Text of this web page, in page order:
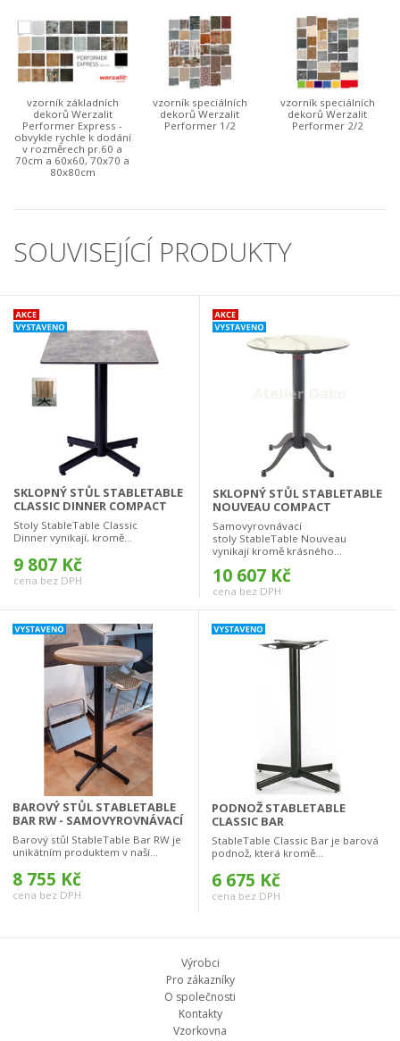
vzorník základních
dekorů Werzalit
Performer Express -
obvykle rychle k dodání
v rozměrech pr.60 a
70cm a 60x60, 70x70 a
80x80cm
vzorník speciálních
dekorů Werzalit
Performer 1/2
vzorník speciálních
dekorů Werzalit
Performer 2/2
SOUVISEJÍCÍ PRODUKTY
SKLOPNÝ STŮL STABLETABLE
CLASSIC DINNER COMPACT
Stoly StableTable Classic
Dinner vynikají, kromě...
9 807 Kč
cena bez DPH
SKLOPNÝ STŮL STABLETABLE
NOUVEAU COMPACT
Samovyrovnávací
stoly StableTable Nouveau
vynikají kromě krásného...
10 607 Kč
cena bez DPH
BAROVÝ STŮL STABLETABLE
BAR RW - SAMOVYROVNÁVACÍ
Barový stůl StableTable Bar RW je
unikátním produktem v naší...
8 755 Kč
cena bez DPH
PODNOŽ STABLETABLE
CLASSIC BAR
StableTable Classic Bar je barová
podnož, která kromě...
6 675 Kč
cena bez DPH
Výrobci
Pro zákazníky
O společnosti
Kontakty
Vzorkovna